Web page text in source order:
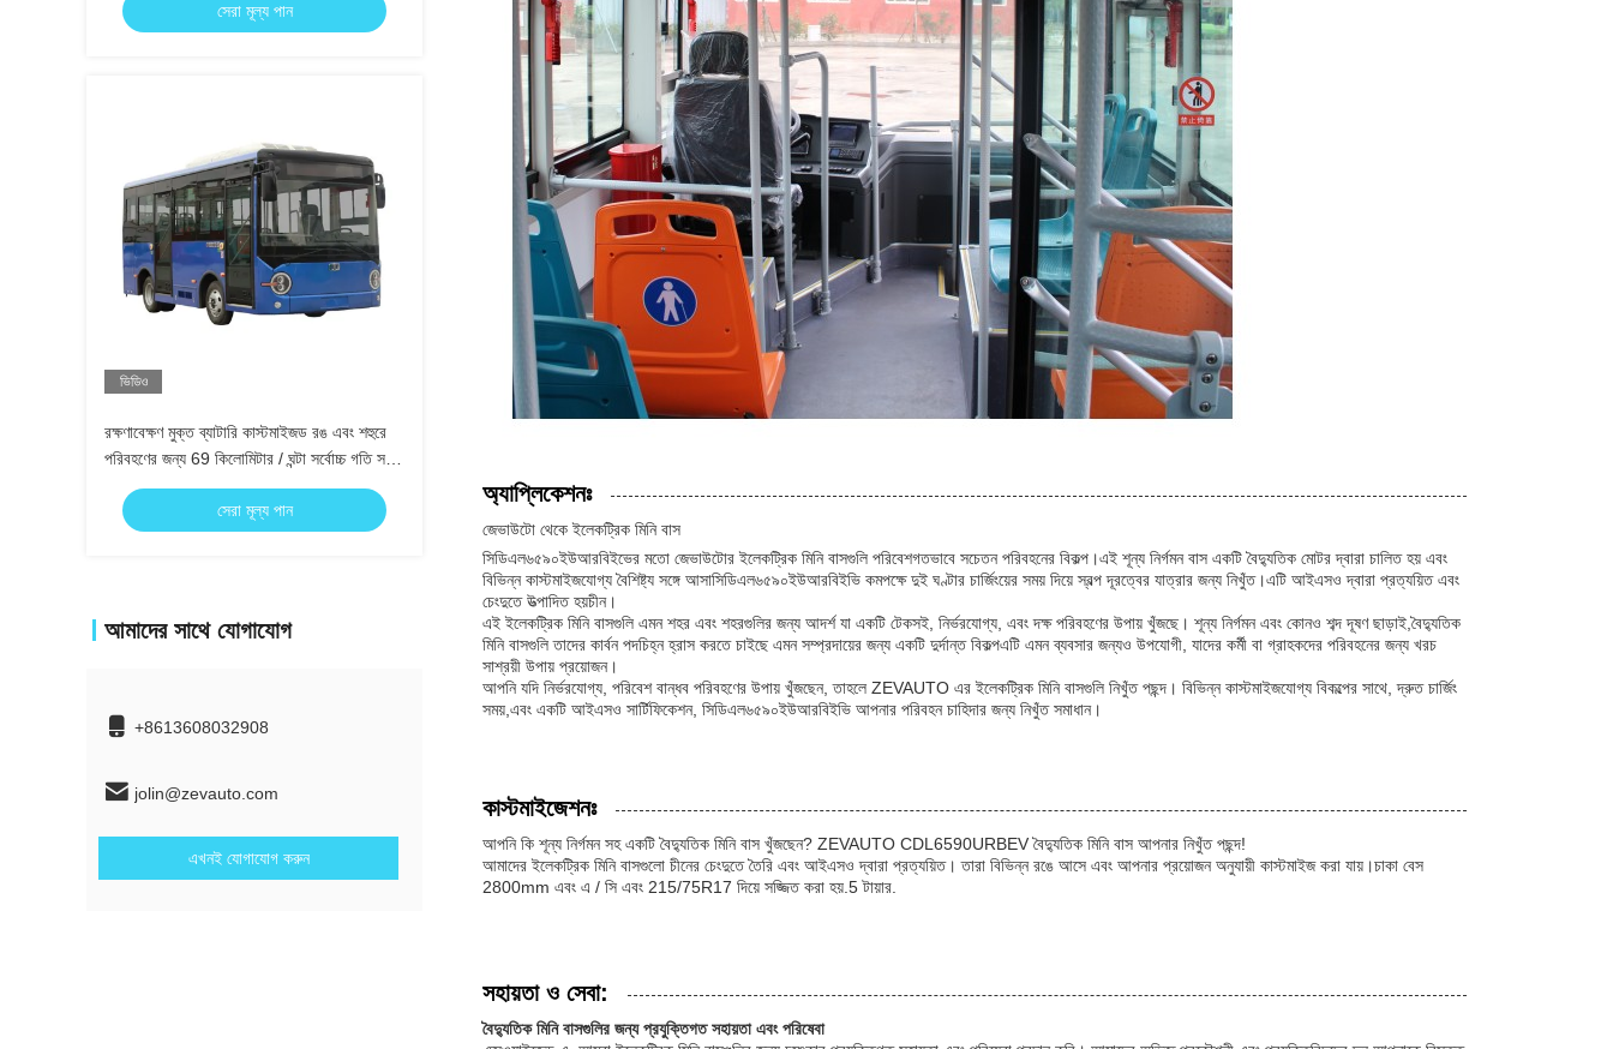
সেরা মূল্য পান
ভিডিও
রক্ষণাবেক্ষণ মুক্ত ব্যাটারি কাস্টমাইজড রঙ এবং শহুরে
পরিবহণের জন্য 69 কিলোমিটার / ঘন্টা সর্বোচ্চ গতি সহ
বৈদ্যুতিক মিনি বাস
সেরা মূল্য পান
আমাদের সাথে যোগাযোগ
+8613608032908
jolin@zevauto.com
এখনই যোগাযোগ করুন
অ্যাপ্লিকেশনঃ
জেভাউটো থেকে ইলেকট্রিক মিনি বাস
সিডিএল৬৫৯০ইউআরবিইভের মতো জেভাউটোর ইলেকট্রিক মিনি বাসগুলি পরিবেশগতভাবে সচেতন পরিবহনের বিকল্প।এই শূন্য নির্গমন বাস একটি বৈদ্যুতিক মোটর দ্বারা চালিত হয় এবং
বিভিন্ন কাস্টমাইজযোগ্য বৈশিষ্ট্য সঙ্গে আসাসিডিএল৬৫৯০ইউআরবিইভি কমপক্ষে দুই ঘণ্টার চার্জিংয়ের সময় দিয়ে স্বল্প দূরত্বের যাত্রার জন্য নিখুঁত।এটি আইএসও দ্বারা প্রত্যয়িত এবং
চেংদুতে উত্পাদিত হয়চীন।
এই ইলেকট্রিক মিনি বাসগুলি এমন শহর এবং শহরগুলির জন্য আদর্শ যা একটি টেকসই, নির্ভরযোগ্য, এবং দক্ষ পরিবহণের উপায় খুঁজছে। শূন্য নির্গমন এবং কোনও শব্দ দূষণ ছাড়াই,বৈদ্যুতিক
মিনি বাসগুলি তাদের কার্বন পদচিহ্ন হ্রাস করতে চাইছে এমন সম্প্রদায়ের জন্য একটি দুর্দান্ত বিকল্পএটি এমন ব্যবসার জন্যও উপযোগী, যাদের কর্মী বা গ্রাহকদের পরিবহনের জন্য খরচ
সাশ্রয়ী উপায় প্রয়োজন।
আপনি যদি নির্ভরযোগ্য, পরিবেশ বান্ধব পরিবহণের উপায় খুঁজছেন, তাহলে ZEVAUTO এর ইলেকট্রিক মিনি বাসগুলি নিখুঁত পছন্দ। বিভিন্ন কাস্টমাইজযোগ্য বিকল্পের সাথে, দ্রুত চার্জিং
সময়,এবং একটি আইএসও সার্টিফিকেশন, সিডিএল৬৫৯০ইউআরবিইভি আপনার পরিবহন চাহিদার জন্য নিখুঁত সমাধান।
কাস্টমাইজেশনঃ
আপনি কি শূন্য নির্গমন সহ একটি বৈদ্যুতিক মিনি বাস খুঁজছেন? ZEVAUTO CDL6590URBEV বৈদ্যুতিক মিনি বাস আপনার নিখুঁত পছন্দ!
আমাদের ইলেকট্রিক মিনি বাসগুলো চীনের চেংদুতে তৈরি এবং আইএসও দ্বারা প্রত্যয়িত। তারা বিভিন্ন রঙে আসে এবং আপনার প্রয়োজন অনুযায়ী কাস্টমাইজ করা যায়।চাকা বেস
2800mm এবং এ / সি এবং 215/75R17 দিয়ে সজ্জিত করা হয়.5 টায়ার.
সহায়তা ও সেবা:
বৈদ্যুতিক মিনি বাসগুলির জন্য প্রযুক্তিগত সহায়তা এবং পরিষেবা